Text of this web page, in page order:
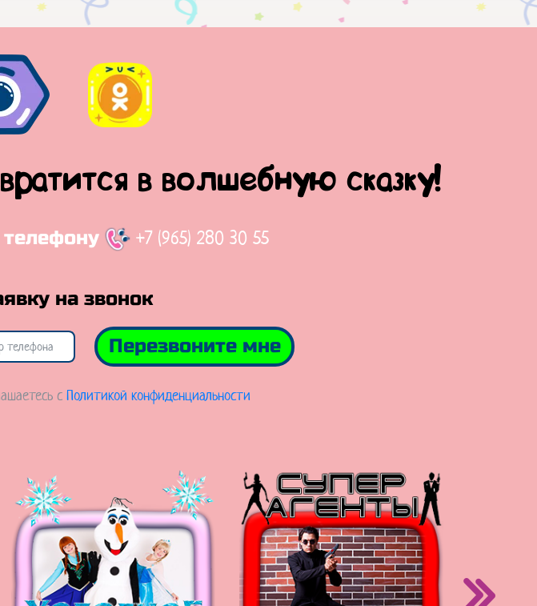
в волшебную сказку!
+7 (965) 280 30 55
на звонок
Перезвоните мне
с Политикой конфиденциальности